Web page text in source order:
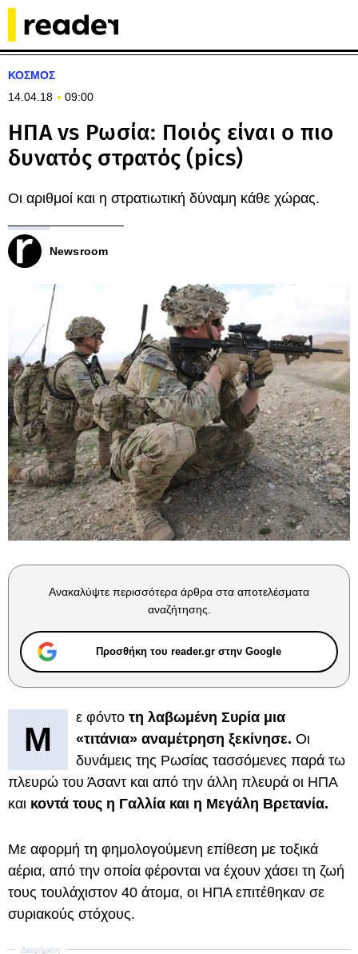
ΚΟΣΜΟΣ
14.04.18
09:00
ΗΠΑ vs Ρωσία: Ποιός είναι ο πιο
δυνατός στρατός (pics)
Οι αριθμοί και η στρατιωτική δύναμη κάθε χώρας.
Newsroom
Ανακαλύψτε περισσότερα άρθρα στα αποτελέσματα
αναζήτησης.
Προσθήκη του reader.gr στην Google
Μ
ε φόντο τη λαβωμένη Συρία μια
«τιτάνια» αναμέτρηση ξεκίνησε. Οι
δυνάμεις της Ρωσίας τασσόμενες παρά τω
πλευρώ του Άσαντ και από την άλλη πλευρά οι ΗΠΑ
και κοντά τους η Γαλλία και η Μεγάλη Βρετανία.
Με αφορμή τη φημολογούμενη επίθεση με τοξικά
αέρια, από την οποία φέρονται να έχουν χάσει τη ζωή
τους τουλάχιστον 40 άτομα, οι ΗΠΑ επιτέθηκαν σε
συριακούς στόχους.